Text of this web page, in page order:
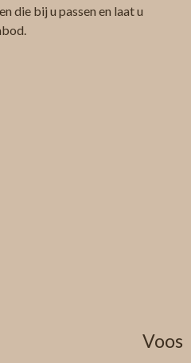
die bij u passen en laat u
Voos